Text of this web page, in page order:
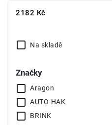
2182 Kč
Na skladě
Značky
Aragon
AUTO-HAK
BRINK